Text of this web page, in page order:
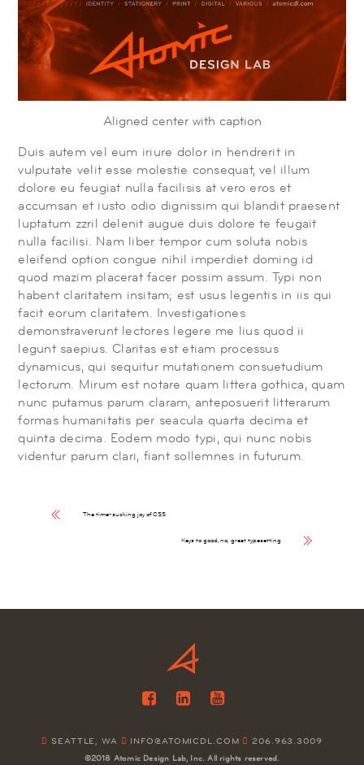
Aligned center with caption
Duis autem vel eum iriure dolor in hendrerit in
vulputate velit esse molestie consequat, vel illum
dolore eu feugiat nulla facilisis at vero eros et
accumsan et iusto odio dignissim qui blandit praesent
luptatum zzril delenit augue duis dolore te feugait
nulla facilisi. Nam liber tempor cum soluta nobis
eleifend option congue nihil imperdiet doming id
quod mazim placerat facer possim assum. Typi non
habent claritatem insitam; est usus legentis in iis qui
facit eorum claritatem. Investigationes
demonstraverunt lectores legere me lius quod ii
legunt saepius. Claritas est etiam processus
dynamicus, qui sequitur mutationem consuetudium
lectorum. Mirum est notare quam littera gothica, quam
nunc putamus parum claram, anteposuerit litterarum
formas humanitatis per seacula quarta decima et
quinta decima. Eodem modo typi, qui nunc nobis
videntur parum clari, fiant sollemnes in futurum.
The time-sucking joy of CSS
Keys to good, no, great typesetting
SEATTLE, WA INFO@ATOMICDL.COM 206.963.3009
©2018 Atomic Design Lab, Inc. All rights reserved.